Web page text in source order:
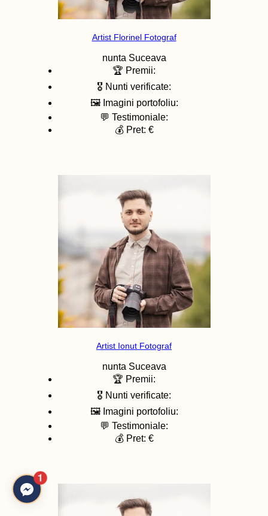
Artist Florinel Fotograf
nunta Suceava
🏆 Premii:
🎖️ Nunti verificate:
🖼️ Imagini portofoliu:
💬 Testimoniale:
💰 Pret: €
Artist Ionut Fotograf
nunta Suceava
🏆 Premii:
🎖️ Nunti verificate:
🖼️ Imagini portofoliu:
💬 Testimoniale:
💰 Pret: €